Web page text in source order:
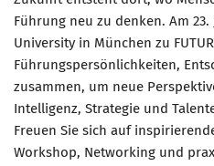
Führung neu zu denken. Am 23.
University in München zu
Führungspersönlichkeiten,
zusammen, um neue
Intelligenz, Strategie und
Freuen Sie sich auf
Workshop, Networking und